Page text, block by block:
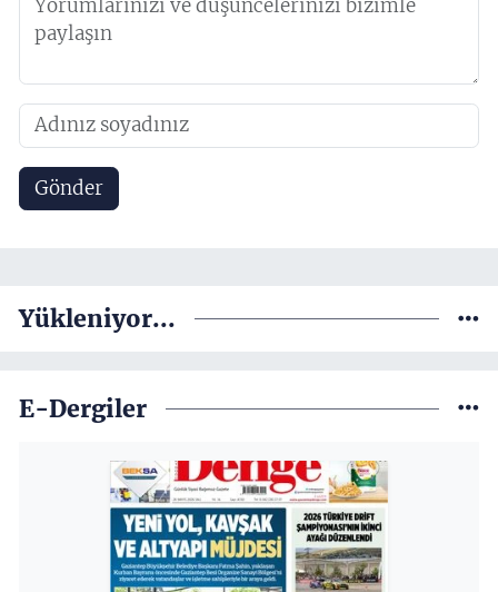
Gönder
Yükleniyor...
E-Dergiler